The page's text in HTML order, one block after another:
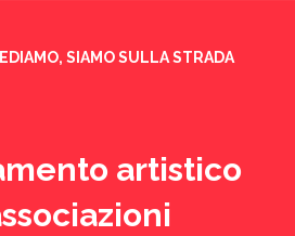
SIAMO SULLA STRADA
artistico